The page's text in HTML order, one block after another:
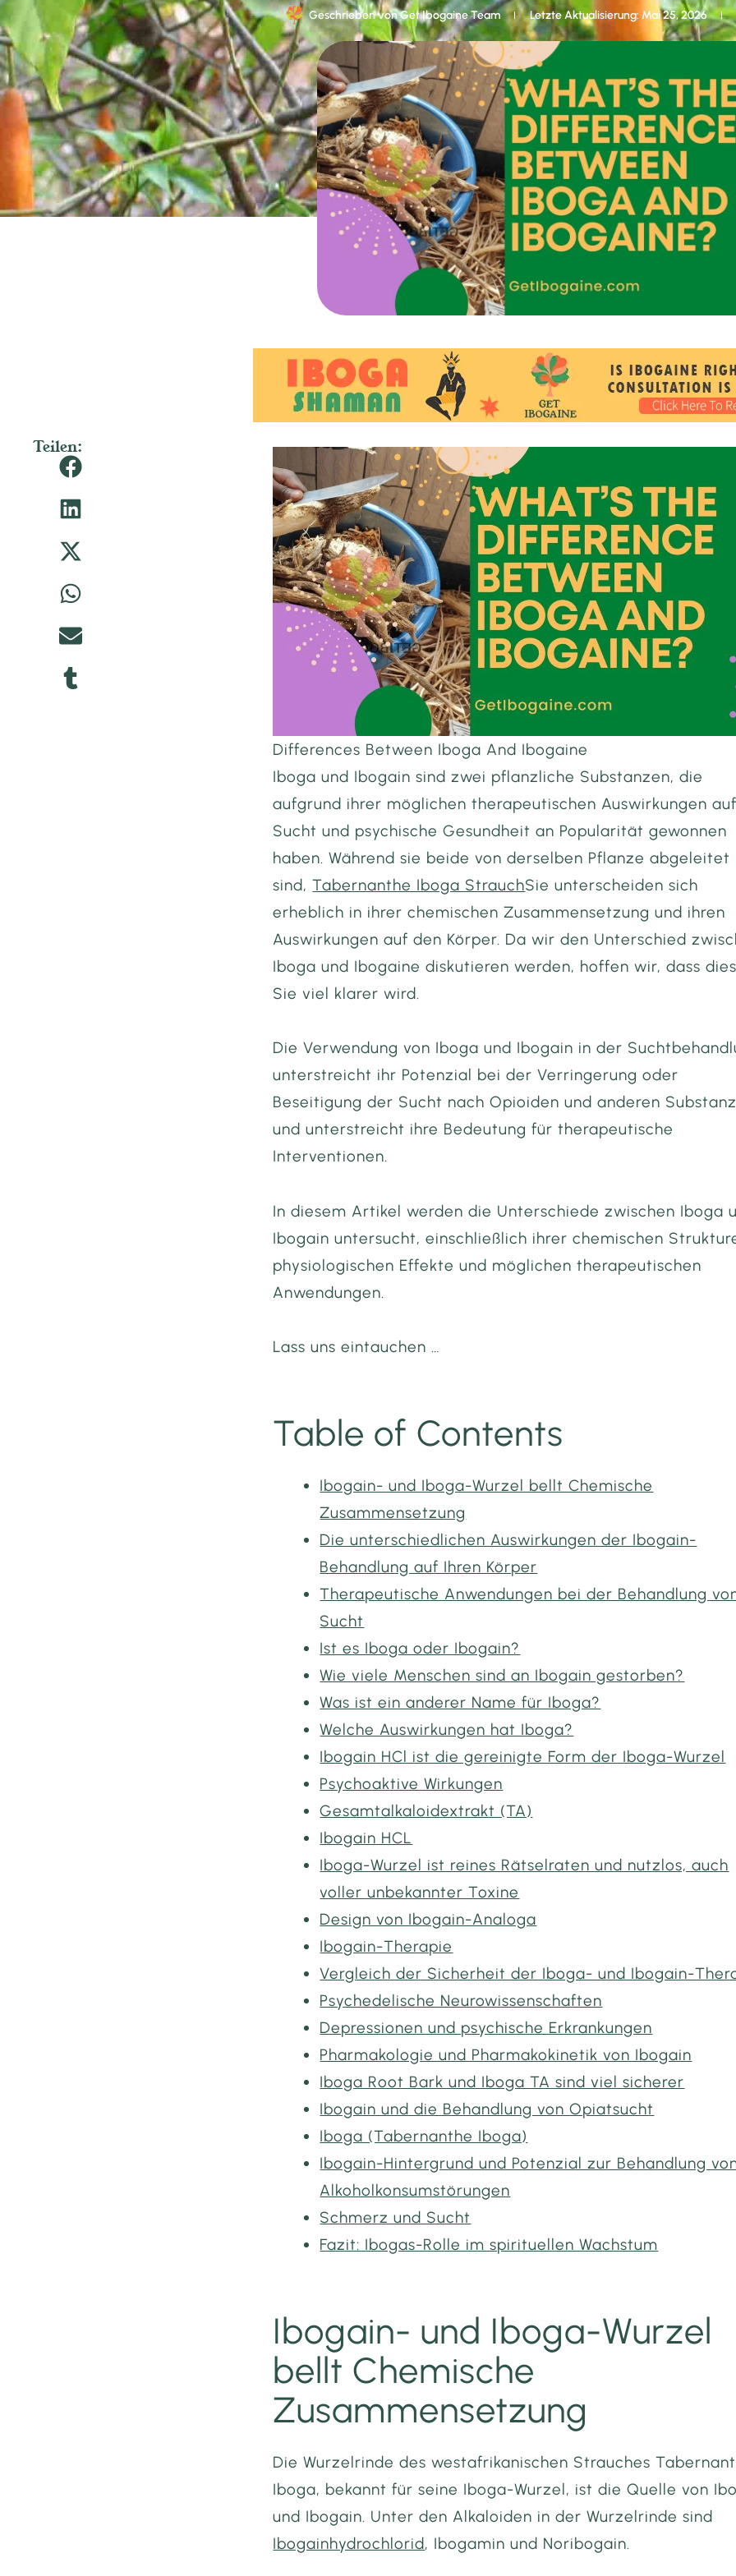
Geschrieben vonGet Ibogaine Team Letzte Aktualisierung: Mai 25, 2026
Teilen:
Differences Between Iboga And Ibogaine
Iboga und Ibogain sind zwei pflanzliche Substanzen, die
aufgrund ihrer möglichen therapeutischen Auswirkungen auf
Sucht und psychische Gesundheit an Popularität gewonnen
haben. Während sie beide von derselben Pflanze abgeleitet
sind,Tabernanthe Iboga StrauchSie unterscheiden sich
erheblich in ihrer chemischen Zusammensetzung und ihren
Auswirkungen auf den Körper. Da wir den Unterschied
Iboga und Ibogaine diskutieren werden, hoffen wir, dass
Sie viel klarer wird.
Die Verwendung von Iboga und Ibogain in der
unterstreicht ihr Potenzial bei der Verringerung oder
Beseitigung der Sucht nach Opioiden und anderen
und unterstreicht ihre Bedeutung für therapeutische
Interventionen.
In diesem Artikel werden die Unterschiede zwischen Iboga
Ibogain untersucht, einschließlich ihrer chemischen
physiologischen Effekte und möglichen therapeutischen
Anwendungen.
Lass uns eintauchen …
Table of Contents
Ibogain- und Iboga-Wurzel bellt Chemische
Zusammensetzung
Die unterschiedlichen Auswirkungen der Ibogain-
Behandlung auf Ihren Körper
Therapeutische Anwendungen bei der Behandlung
Sucht
Ist es Iboga oder Ibogain?
Wie viele Menschen sind an Ibogain gestorben?
Was ist ein anderer Name für Iboga?
Welche Auswirkungen hat Iboga?
Ibogain HCl ist die gereinigte Form der Iboga-Wurzel
Psychoaktive Wirkungen
Gesamtalkaloidextrakt (TA)
Ibogain HCL
Iboga-Wurzel ist reines Rätselraten und nutzlos, auch
voller unbekannter Toxine
Design von Ibogain-Analoga
Ibogain-Therapie
Vergleich der Sicherheit der Iboga- und Ibogain-
Psychedelische Neurowissenschaften
Depressionen und psychische Erkrankungen
Pharmakologie und Pharmakokinetik von Ibogain
Iboga Root Bark und Iboga TA sind viel sicherer
Ibogain und die Behandlung von Opiatsucht
Iboga (Tabernanthe Iboga)
Ibogain-Hintergrund und Potenzial zur Behandlung
Alkoholkonsumstörungen
Schmerz und Sucht
Fazit: Ibogas-Rolle im spirituellen Wachstum
Ibogain- und Iboga-Wurzel
bellt Chemische
Zusammensetzung
Die Wurzelrinde des westafrikanischen Strauches
Iboga, bekannt für seine Iboga-Wurzel, ist die Quelle von
und Ibogain. Unter den Alkaloiden in der Wurzelrinde sind
Ibogainhydrochlorid, Ibogamin und Noribogain.
Brian Foryoung
fast. I was definitely
recommend this store.
again!
Read more